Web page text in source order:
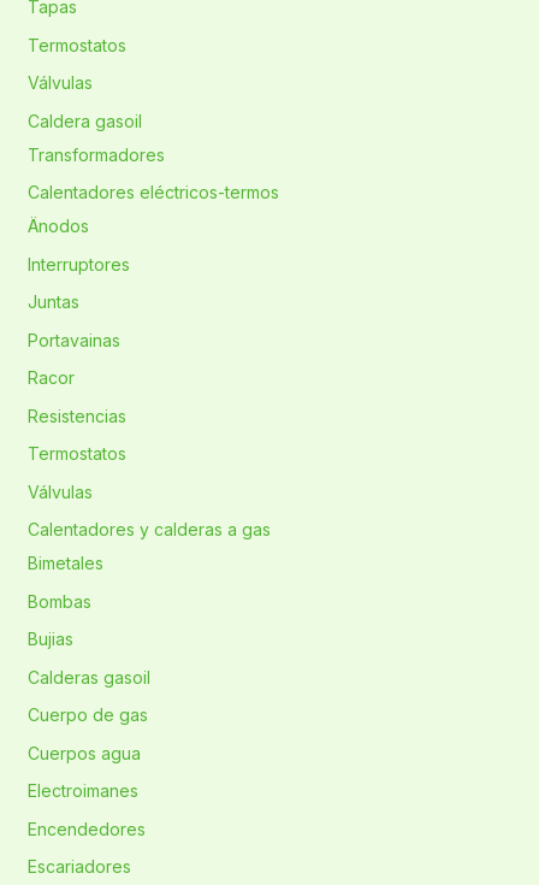
Tapas
Termostatos
Válvulas
Caldera gasoil
Transformadores
Calentadores eléctricos-termos
Änodos
Interruptores
Juntas
Portavainas
Racor
Resistencias
Termostatos
Válvulas
Calentadores y calderas a gas
Bimetales
Bombas
Bujias
Calderas gasoil
Cuerpo de gas
Cuerpos agua
Electroimanes
Encendedores
Escariadores